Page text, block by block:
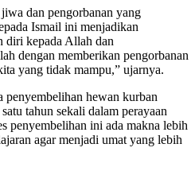
dan pengorbanan yang
Ismail ini menjadikan
diri kepada Allah dan
dengan memberikan pengorbanan
yang tidak mampu,” ujarnya.
hewan kurban
tahun sekali dalam perayaan
penyembelihan ini ada makna lebih
agar menjadi umat yang lebih